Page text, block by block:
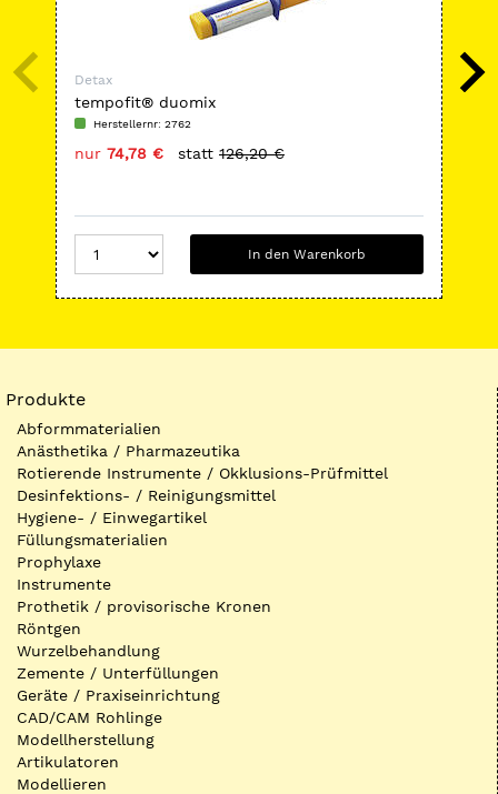
Detax
tempofit® duomix
Herstellernr: 2762
nur 74,78 € statt 126,20 €
In den Warenkorb
Produkte
Abformmaterialien
Anästhetika / Pharmazeutika
Rotierende Instrumente / Okklusions-Prüfmittel
Desinfektions- / Reinigungsmittel
Hygiene- / Einwegartikel
Füllungsmaterialien
Prophylaxe
Instrumente
Prothetik / provisorische Kronen
Röntgen
Wurzelbehandlung
Zemente / Unterfüllungen
Geräte / Praxiseinrichtung
CAD/CAM Rohlinge
Modellherstellung
Artikulatoren
Modellieren